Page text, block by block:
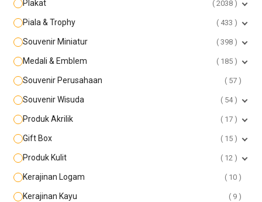
Plakat 2038
Piala & Trophy 433
Souvenir Miniatur 398
Medali & Emblem 185
Souvenir Perusahaan 57
Souvenir Wisuda 54
Produk Akrilik 17
Gift Box 15
Produk Kulit 12
Kerajinan Logam 10
Kerajinan Kayu 9